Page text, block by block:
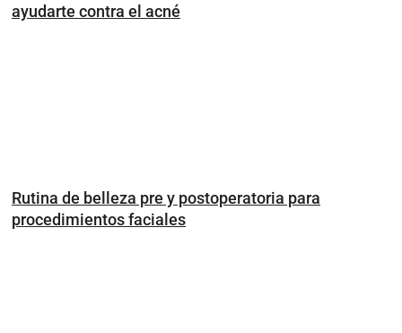
ayudarte contra el acné
Rutina de belleza pre y postoperatoria para
procedimientos faciales